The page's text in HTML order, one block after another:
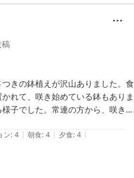
がプンプンして別府の明礬温泉を
華自体が大きいです。
す。フロントにちゃんと目薬が用
す笑
いました。アクセサリー類は家に
してからつけられることをお勧め
温度がぬるめなのでゆっくり入
ぽかぽかします。体中から卵のに
す。
きの鉢植えが沢山ありました。食
れて、咲き始めている鉢もありま
子でした。常連の方から、咲き始
ことでした。20日頃には見頃に
2か所「男女別」露天風呂2か所
家族風呂として利用できます。露
。ほのかに硫黄のにおいがしまし
呂のひとつです。丁度藤の花が満
ン: 4 | 朝食: 4 | 夕食: 4 |